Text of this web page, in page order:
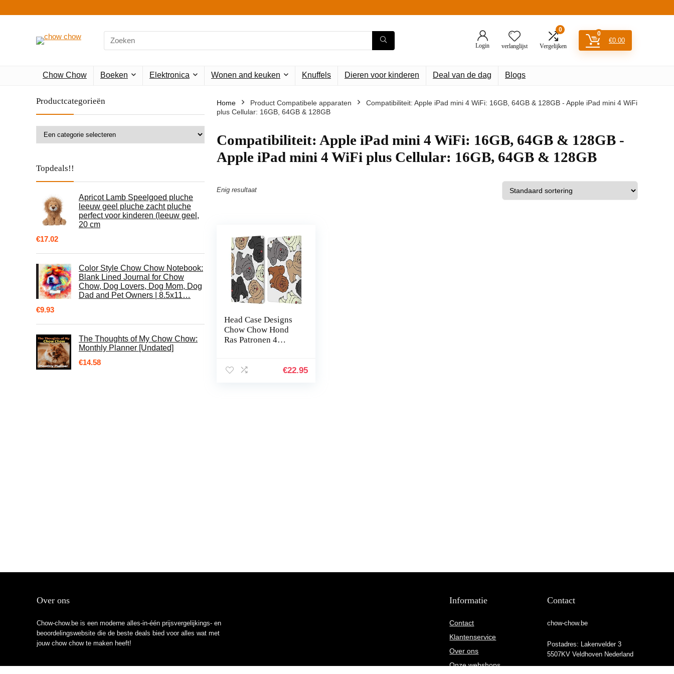
Search
for:
Login verlanglijst
0
Vergelijken
0
€0.00
Chow Chow Boeken Elektronica Wonen and keuken Knuffels Dieren voor kinderen Deal van de dag Blogs
Productcategorieën
Topdeals!!
Apricot Lamb Speelgoed pluche
leeuw geel pluche zacht pluche
perfect voor kinderen (leeuw geel,
20 cm
€17.02
Color Style Chow Chow Notebook:
Blank Lined Journal for Chow
Chow, Dog Lovers, Dog Mom, Dog
Dad and Pet Owners | 8.5x11…
€9.93
The Thoughts of My Chow Chow:
Monthly Planner [Undated]
€14.58
Home Product Compatibele apparaten
‎Compatibiliteit: Apple iPad mini 4 WiFi: 16GB, 64GB & 128GB - Apple iPad mini 4 WiFi
plus Cellular: 16GB, 64GB & 128GB
‎Compatibiliteit: Apple iPad mini 4 WiFi: 16GB, 64GB & 128GB -
Apple iPad mini 4 WiFi plus Cellular: 16GB, 64GB & 128GB
Enig resultaat
Head Case Designs
Chow Chow Hond
Ras Patronen 4
compatibel met
€22.95
Over ons
Chow-chow.be is een moderne alles-in-één prijsvergelijkings- en
beoordelingswebsite die de beste deals bied voor alles wat met
jouw chow chow te maken heeft!
Informatie
Contact
Klantenservice
Over ons
Onze webshops
Contact
chow-chow.be
Postadres: Lakenvelder 3
5507KV Veldhoven Nederland